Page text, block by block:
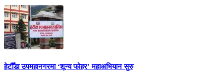
हेटौँडा उपमहानगरमा ‘शून्य फोहर’ महाअभियान सुरु